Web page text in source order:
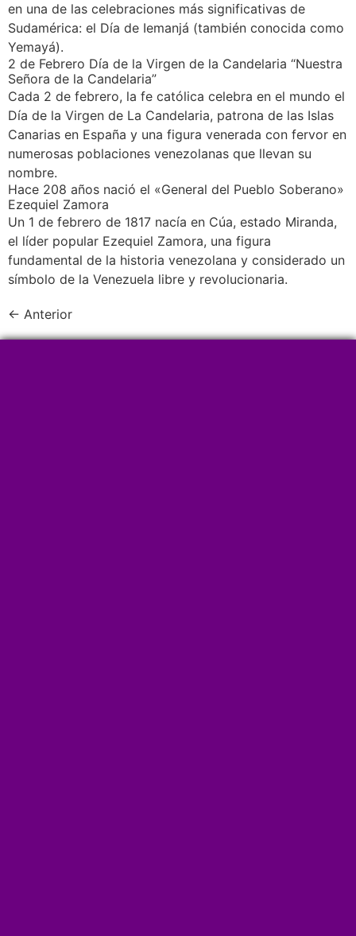
en una de las celebraciones más significativas de
Sudamérica: el Día de Iemanjá (también conocida como
Yemayá).
2 de Febrero Día de la Virgen de la Candelaria “Nuestra
Señora de la Candelaria”
Cada 2 de febrero, la fe católica celebra en el mundo el
Día de la Virgen de La Candelaria, patrona de las Islas
Canarias en España y una figura venerada con fervor en
numerosas poblaciones venezolanas que llevan su
nombre.
Hace 208 años nació el «General del Pueblo Soberano»
Ezequiel Zamora
Un 1 de febrero de 1817 nacía en Cúa, estado Miranda,
el líder popular Ezequiel Zamora, una figura
fundamental de la historia venezolana y considerado un
símbolo de la Venezuela libre y revolucionaria.
← Anterior